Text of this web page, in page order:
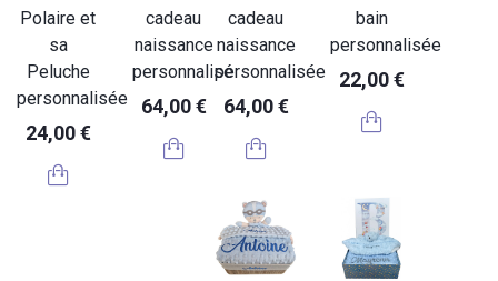
Polaire et
sa
Peluche
personnalisée
24,00 €
cadeau
naissance
personnalisé
64,00 €
cadeau
naissance
personnalisée
64,00 €
bain
personnalisée
22,00 €